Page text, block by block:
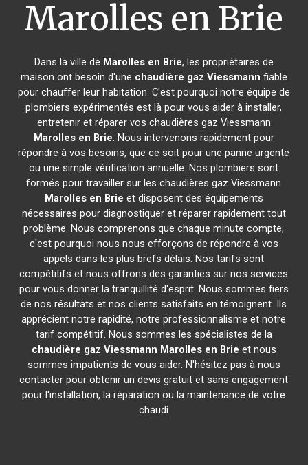
Marolles en Brie
Dans la ville de Marolles en Brie, les propriétaires de
maison ont besoin d'une chaudière gaz Viessmann fiable
pour chauffer leur habitation. C'est pourquoi notre équipe de
plombiers expérimentés est là pour vous aider à installer,
entretenir et réparer vos chaudières gaz Viessmann
Marolles en Brie. Nous intervenons rapidement pour
répondre à vos besoins, que ce soit pour une panne urgente
ou une simple vérification annuelle. Nos plombiers sont
formés pour travailler sur les chaudières gaz Viessmann
Marolles en Brie et disposent des équipements
nécessaires pour diagnostiquer et réparer rapidement tout
problème. Nous comprenons que chaque minute compte,
c'est pourquoi nous nous efforçons de répondre à vos
appels dans les plus brefs délais. Nos tarifs sont
compétitifs et nous offrons des garanties sur nos services
pour vous donner la tranquillité d'esprit. Nous sommes fiers
de nos résultats et nos clients satisfaits en témoignent. Ils
apprécient notre rapidité, notre professionnalisme et notre
tarif compétitif. Nous sommes les spécialistes de la
chaudière gaz Viessmann Marolles en Brie et nous
sommes impatients de vous aider. N'hésitez pas à nous
contacter pour obtenir un devis gratuit et sans engagement
pour l'installation, la réparation ou la maintenance de votre
chaudi